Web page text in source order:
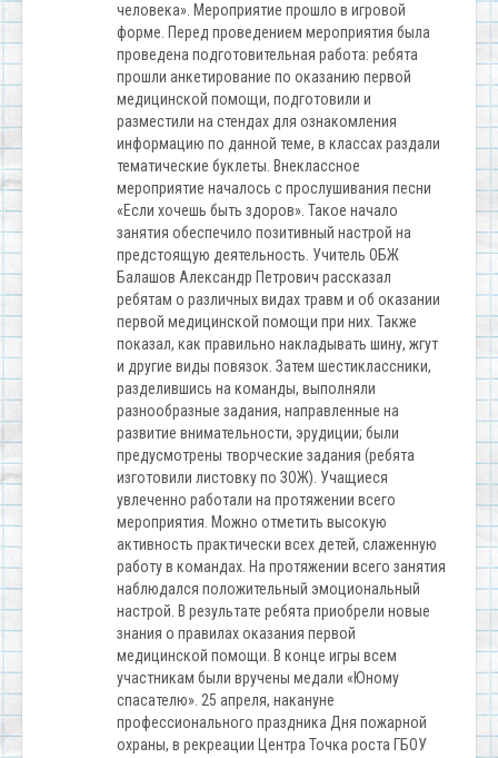
человека». Мероприятие прошло в игровой
форме. Перед проведением мероприятия была
проведена подготовительная работа: ребята
прошли анкетирование по оказанию первой
медицинской помощи, подготовили и
разместили на стендах для ознакомления
информацию по данной теме, в классах раздали
тематические буклеты. Внеклассное
мероприятие началось с прослушивания песни
«Если хочешь быть здоров». Такое начало
занятия обеспечило позитивный настрой на
предстоящую деятельность. Учитель ОБЖ
Балашов Александр Петрович рассказал
ребятам о различных видах травм и об оказании
первой медицинской помощи при них. Также
показал, как правильно накладывать шину, жгут
и другие виды повязок. Затем шестиклассники,
разделившись на команды, выполняли
разнообразные задания, направленные на
развитие внимательности, эрудиции; были
предусмотрены творческие задания (ребята
изготовили листовку по ЗОЖ). Учащиеся
увлеченно работали на протяжении всего
мероприятия. Можно отметить высокую
активность практически всех детей, слаженную
работу в командах. На протяжении всего занятия
наблюдался положительный эмоциональный
настрой. В результате ребята приобрели новые
знания о правилах оказания первой
медицинской помощи. В конце игры всем
участникам были вручены медали «Юному
спасателю». 25 апреля, накануне
профессионального праздника Дня пожарной
охраны, в рекреации Центра Точка роста ГБОУ